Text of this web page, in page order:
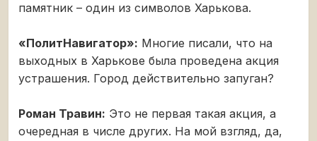
памятник – один из символов Харькова.
«ПолитНавигатор»: Многие писали, что на
выходных в Харькове была проведена акция
устрашения. Город действительно запуган?
Роман Травин: Это не первая такая акция, а
очередная в числе других. На мой взгляд, да,